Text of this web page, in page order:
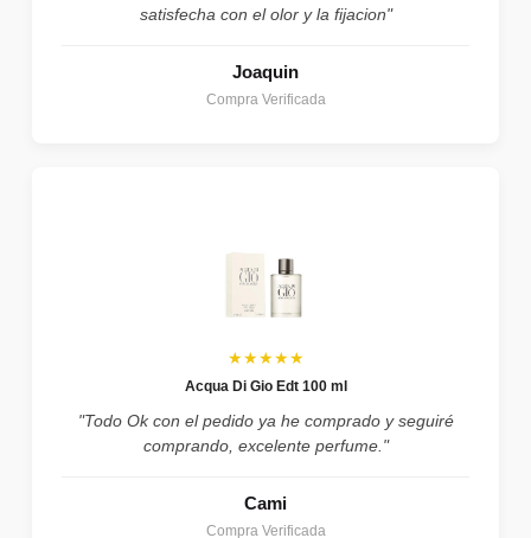
satisfecha con el olor y la fijacion"
Joaquin
Compra Verificada
★★★★★
Acqua Di Gio Edt 100 ml
"Todo Ok con el pedido ya he comprado y seguiré
comprando, excelente perfume."
Cami
Compra Verificada